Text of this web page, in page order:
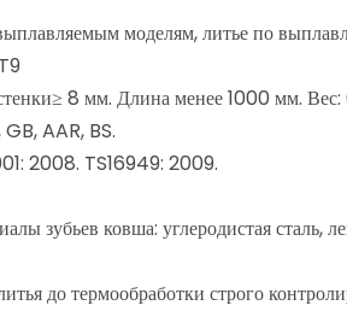
моделям, литье по
8 мм. Длина менее 1000 мм.
AAR, BS.
2008. TS16949: 2009.
зубьев ковша: углеродистая сталь,
до термообработки строго